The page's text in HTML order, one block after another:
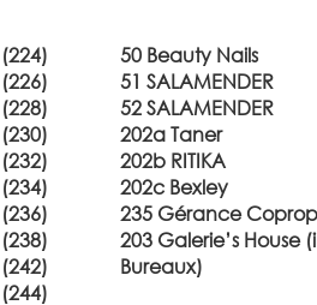
(224)
(226)
(228)
(230)
(232)
(234)
(236)
(238)
(242)
(244)
50 Beauty Nails
51 SALAMENDER
52 SALAMENDER
202a Taner
202b RITIKA
202c Bexley
235 Gérance
203 Galerie’s House
Bureaux)